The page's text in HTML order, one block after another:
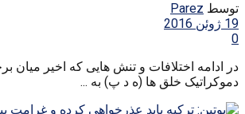
توسط Parez
19 ژوئن 2016
0
در ادامه اختلافات و تنش هایی که اخیر
دموکراتیک خلق ها (ه د پ) به ...